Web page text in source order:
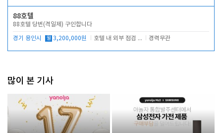
88호텔
88호텔 당번(격일제) 구인합니다
경기 용인시 월 3,200,000원 호텔 내 외부 점검 및 프런트 운영 경력무관
많이 본 기사